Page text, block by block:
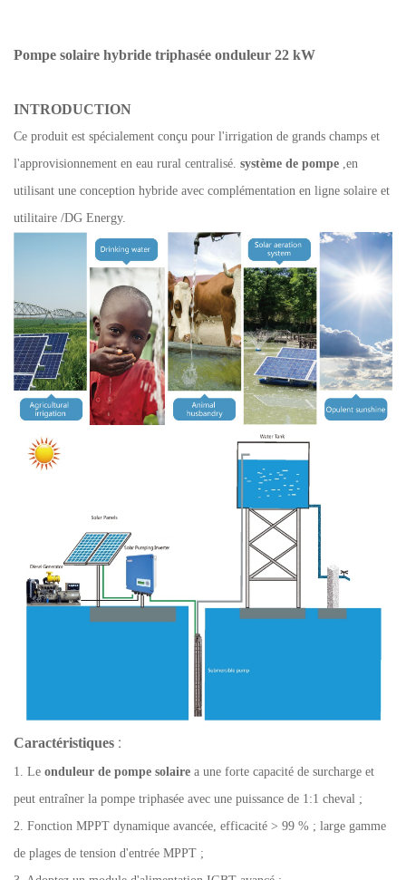
Pompe solaire hybride triphasée onduleur 22 kW
INTRODUCTION
Ce produit est spécialement conçu pour l'irrigation de grands champs et
l'approvisionnement en eau rural centralisé. système de pompe ,en
utilisant une conception hybride avec complémentation en ligne solaire et
utilitaire /DG Energy.
Caractéristiques :
1. Le onduleur de pompe solaire a une forte capacité de surcharge et
peut entraîner la pompe triphasée avec une puissance de 1:1 cheval ;
2. Fonction MPPT dynamique avancée, efficacité > 99 % ; large gamme
de plages de tension d'entrée MPPT ;